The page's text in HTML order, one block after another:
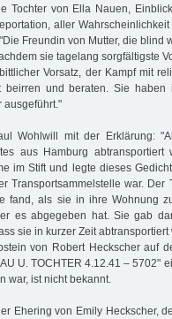
Tochter von Ella Nauen,
aller
Freundin von Mutter, die blind
sie tagelang sorgfältigste
Vorsatz, der Kampf mit
beirren und beraten. Sie haben
ausgeführt."
Wohlwill mit der Erklärung:
aus Hamburg abtransportiert
im Stift und legte dieses
Transportsammelstelle war. Der
fand, als sie in ihre Wohnung
es abgegeben hat. Sie gab
sie in kurzer Zeit abtransportiert
von Robert Heckscher auf
U. TOCHTER 4.12.41 – 5702"
war, ist nicht bekannt.
Ehering von Emily Heckscher,